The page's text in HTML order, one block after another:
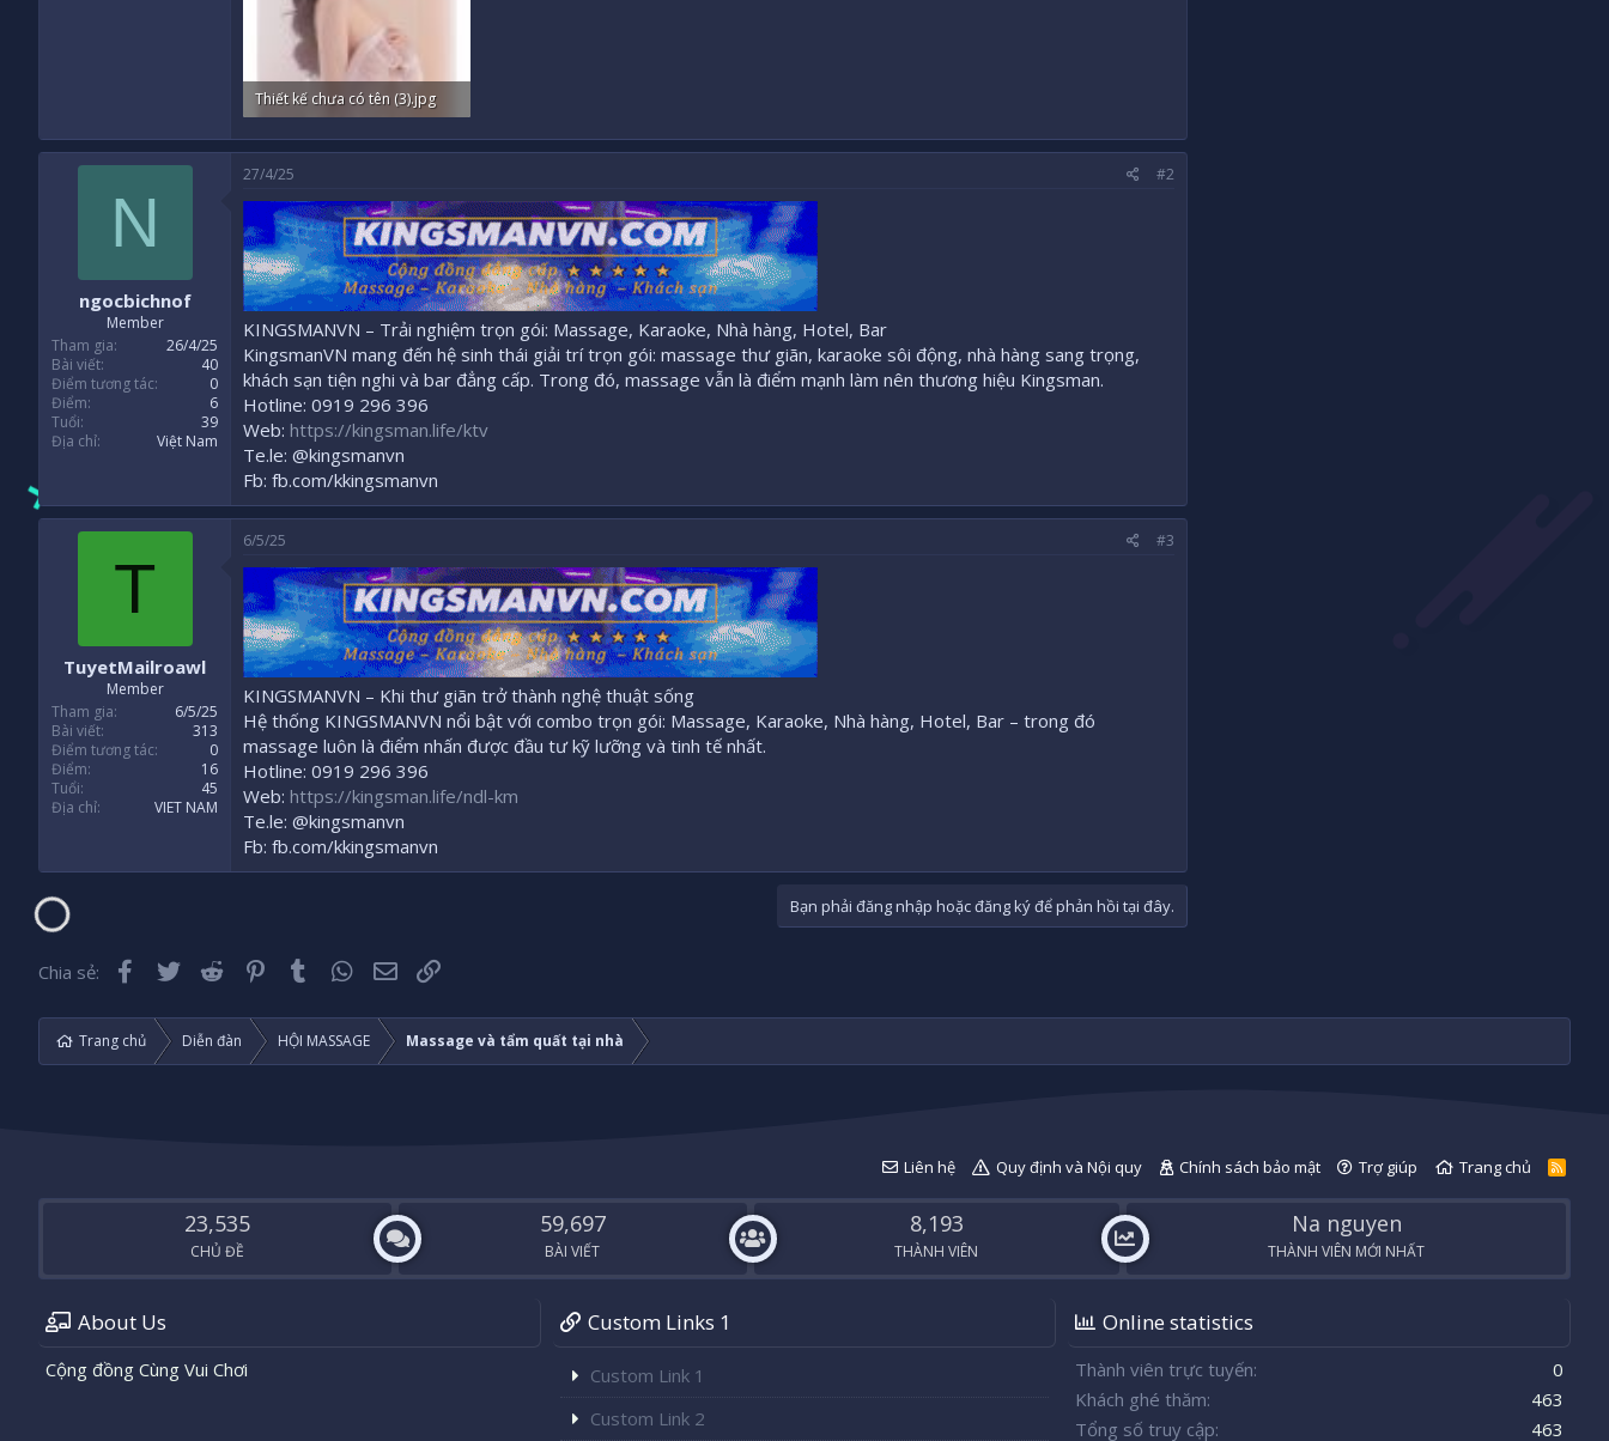
Thiết kế chưa có tên (3).jpg
1.9 MB · Xem: 243
N
ngocbichnof
Member
Tham gia
26/4/25
Bài viết
40
Điểm tương tác
0
Điểm
6
Tuổi
39
Địa chỉ
Việt Nam
27/4/25 #2
KINGSMANVN – Trải nghiệm trọn gói: Massage, Karaoke, Nhà hàng, Hotel, Bar
KingsmanVN mang đến hệ sinh thái giải trí trọn gói: massage thư giãn, karaoke sôi động, nhà hàng sang trọng,
khách sạn tiện nghi và bar đẳng cấp. Trong đó, massage vẫn là điểm mạnh làm nên thương hiệu Kingsman.
Hotline: 0919 296 396
Web: https://kingsman.life/ktv
Te.le: @kingsmanvn
Fb: fb.com/kkingsmanvn
T
TuyetMailroawl
Member
Tham gia
6/5/25
Bài viết
313
Điểm tương tác
0
Điểm
16
Tuổi
45
Địa chỉ
VIET NAM
6/5/25 #3
KINGSMANVN – Khi thư giãn trở thành nghệ thuật sống
Hệ thống KINGSMANVN nổi bật với combo trọn gói: Massage, Karaoke, Nhà hàng, Hotel, Bar – trong đó
massage luôn là điểm nhấn được đầu tư kỹ lưỡng và tinh tế nhất.
Hotline: 0919 296 396
Web: https://kingsman.life/ndl-km
Te.le: @kingsmanvn
Fb: fb.com/kkingsmanvn
Bạn phải đăng nhập hoặc đăng ký để phản hồi tại đây.
Chia sẻ: Facebook
Twitter Reddit Pinterest
Tumblr WhatsApp
Email
Trang chủ Diễn đàn HỘI MASSAGE Massage và tẩm quất tại nhà
Liên hệ Quy định và Nội quy Chính sách bảo mật Trợ giúp Trang chủ
R
S
23,535
CHỦ ĐỀ
59,697
BÀI VIẾT
8,193
THÀNH VIÊN
Na nguyen
THÀNH VIÊN MỚI NHẤT
About Us
Cộng đồng Cùng Vui Chơi
Custom Links 1
Custom Link 1
Custom Link 2
Online statistics
Thành viên trực tuyến
0
Khách ghé thăm
463
Tổng số truy cập
463